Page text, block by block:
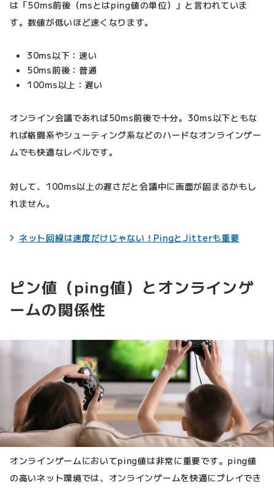
は「50ms前後（msとはping値の単位）」と言われていま
す。数値が低いほど速くなります。
30ms以下：速い
50ms前後：普通
100ms以上：遅い
オンライン会議であれば50ms前後で十分。30ms以下ともな
れば格闘系やシューティング系などのハードなオンラインゲー
ムでも快適なレベルです。
対して、100ms以上の遅さだと会議中に画面が固まるかもし
れません。
ネット回線は速度だけじゃない！PingとJitterも重要
ピン値（ping値）とオンラインゲ
ームの関係性
オンラインゲームにおいてping値は非常に重要です。ping値
の高いネット環境では、オンラインゲームを快適にプレイでき